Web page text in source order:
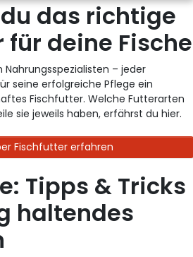
das richtige
deine Fische
Nahrungsspezialisten – jeder
seine erfolgreiche Pflege ein
Fischfutter. Welche Futterarten
sie jeweils haben, erfährst du hier.
Fischfutter erfahren
Tipps & Tricks
haltendes